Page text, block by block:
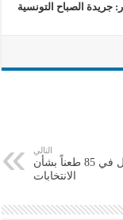
جريدة الصباح التونسية
التالي
السودان: الفصل في 85 طعناً بشأن
الانتخابات